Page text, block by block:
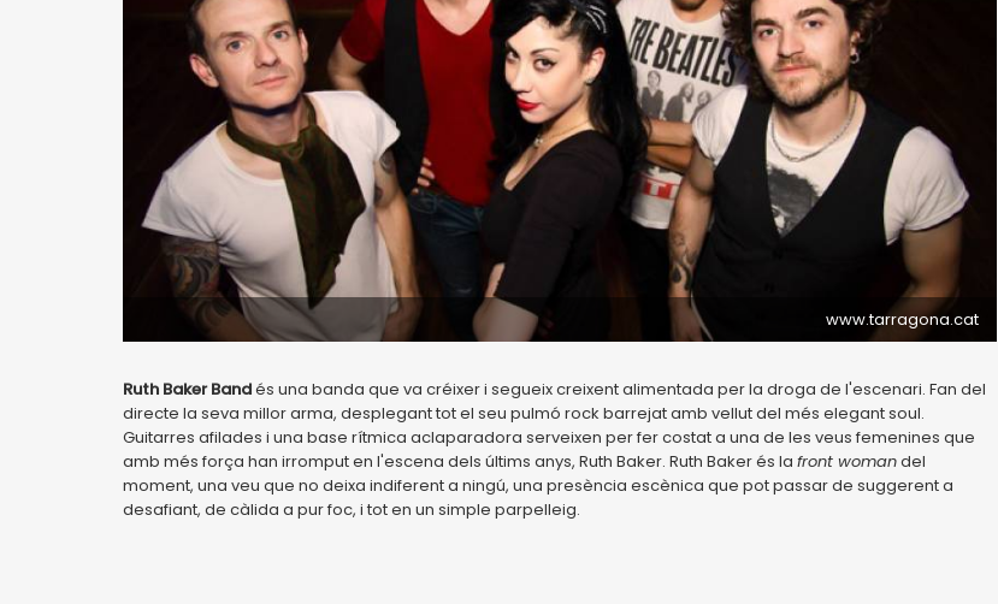
www.tarragona.cat
Ruth Baker Bandés una banda que va créixer i segueix creixent alimentada per la droga de l'escenari. Fan del
directe la seva millor arma, desplegant tot el seu pulmó rock barrejat amb vellut del més elegant soul.
Guitarres afilades i una base rítmica aclaparadora serveixen per fer costat a una de les veus femenines que
amb més força han irromput en l'escena dels últims anys, Ruth Baker. Ruth Baker és la front womandel
moment, una veu que no deixa indiferent a ningú, una presència escènica que pot passar de suggerent a
desafiant, de càlida a pur foc, i tot en un simple parpelleig.